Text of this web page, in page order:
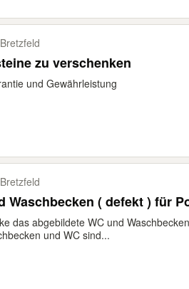
zu verschenken
und Gewährleistung
Waschbecken ( defekt ) für
das abgebildete WC und
und WC sind...